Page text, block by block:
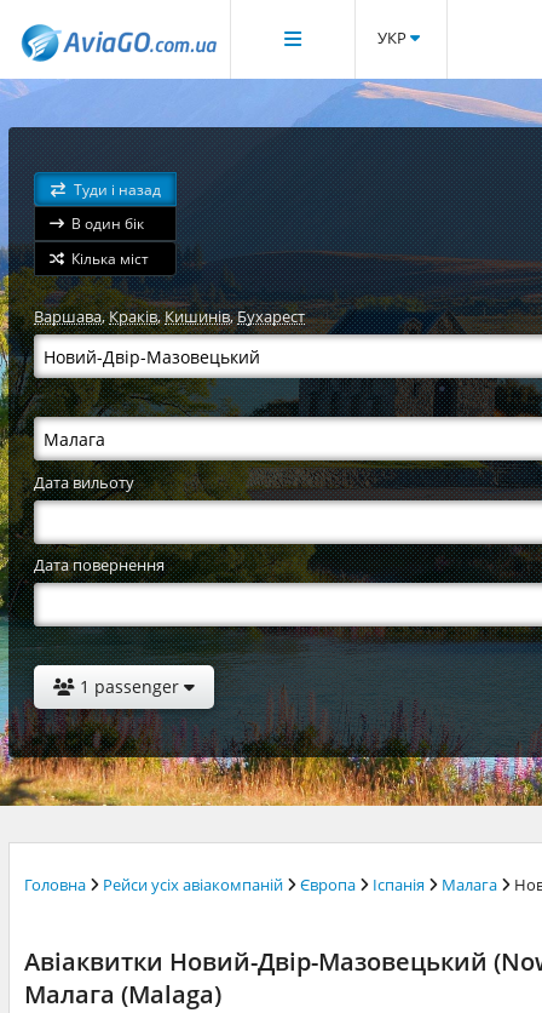
УКР
Туди і назад
В один бік
Кілька міст
Варшава,Краків,Кишинів,Бухарест
Дата вильоту
Дата повернення
1 passenger
Головна Рейси усіх авіакомпаній Європа Іспанія Малага
Авіаквитки Новий-Двір-Мазовецький
Малага (Malaga)